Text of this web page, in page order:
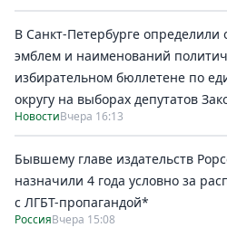
В Санкт-Петербурге
эмблем и наименований
избирательном бюллетене по
округу на выборах депутатов
НовостиВчера 16:13
Бывшему главе издательств
назначили 4 года условно за
с ЛГБТ-пропагандой*
РоссияВчера 15:08